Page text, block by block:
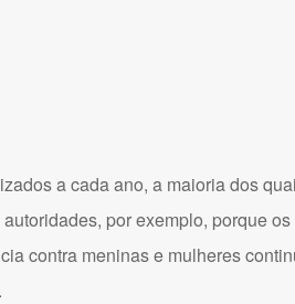
a cada ano, a maioria dos
por exemplo, porque os
contra meninas e mulheres
.